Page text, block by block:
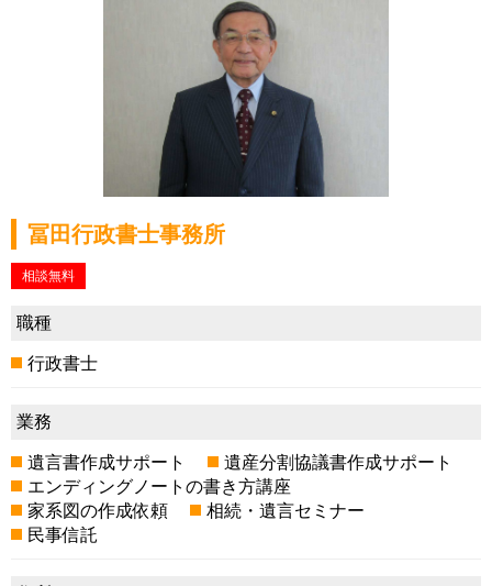
冨田行政書士事務所
相談無料
職種
行政書士
業務
遺言書作成サポート
遺産分割協議書作成サポート
エンディングノートの書き方講座
家系図の作成依頼
相続・遺言セミナー
民事信託